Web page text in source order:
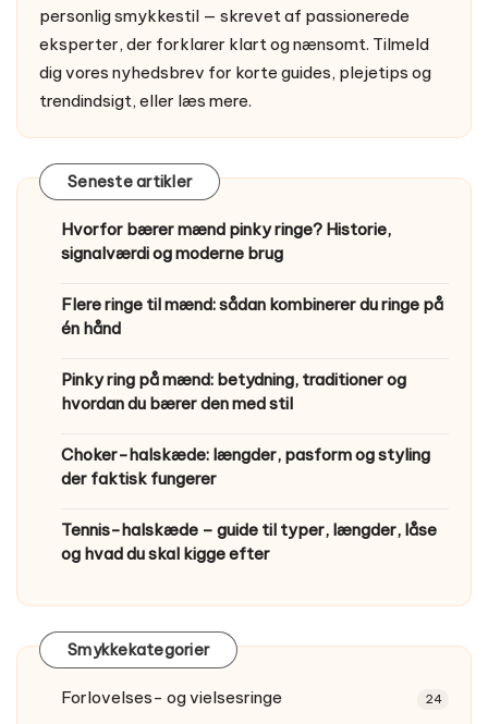
personlig smykkestil — skrevet af passionerede
eksperter, der forklarer klart og nænsomt. Tilmeld
dig vores nyhedsbrev for korte guides, plejetips og
trendindsigt, eller læs mere.
Seneste artikler
Hvorfor bærer mænd pinky ringe? Historie,
signalværdi og moderne brug
Flere ringe til mænd: sådan kombinerer du ringe på
én hånd
Pinky ring på mænd: betydning, traditioner og
hvordan du bærer den med stil
Choker-halskæde: længder, pasform og styling
der faktisk fungerer
Tennis-halskæde – guide til typer, længder, låse
og hvad du skal kigge efter
Smykkekategorier
Forlovelses- og vielsesringe 24